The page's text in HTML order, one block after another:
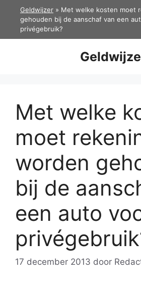
Geldwijzer » Met welke kosten moet
gehouden bij de aanschaf van een
privégebruik?
Met welke
moet
worden
bij de
een auto
17 december 2013 door